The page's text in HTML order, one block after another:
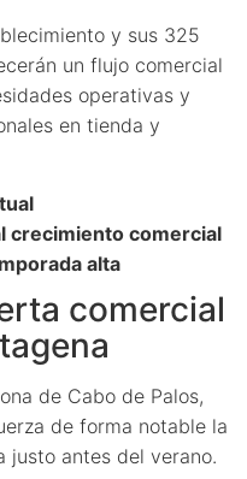
y sus 325
un flujo comercial
operativas y
en tienda y
crecimiento comercial
alta
comercial
de Cabo de Palos,
de forma notable la
antes del verano.